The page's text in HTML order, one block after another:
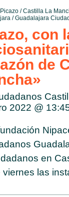
/Castilla La
/Guadalajara
con
de
2022 @
en
las